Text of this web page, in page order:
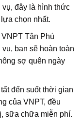
đây là hình thức
chọn nhất.
Tân Phú
bạn sẽ hoàn toàn
sợ quên ngày
đến suốt thời gian
của VNPT, đều
sữa chữa miễn phí.